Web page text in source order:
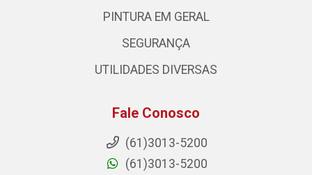
PINTURA EM GERAL
SEGURANÇA
UTILIDADES DIVERSAS
Fale Conosco
(61)3013-5200
(61)3013-5200